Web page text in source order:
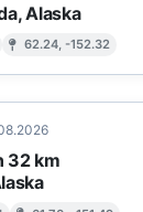
Alaska
62.24, -152.32
32 km